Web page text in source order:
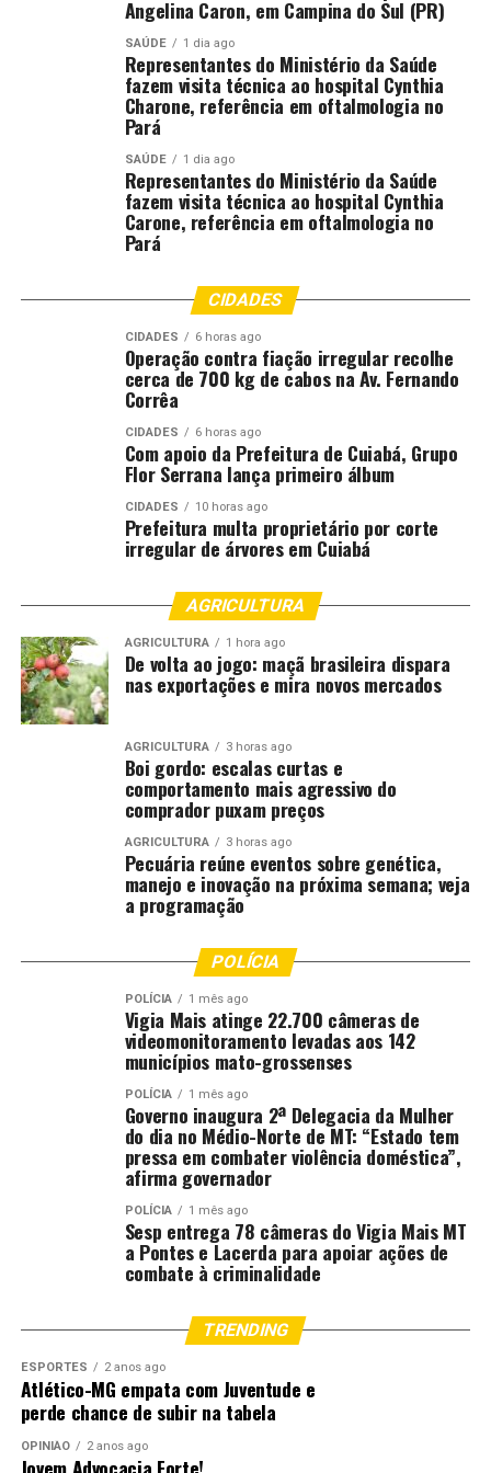
Souza, ressaltou o papel transformador
da universidade e o impacto direto das
ações desenvolvidas pelo curso de Direito, que, apesar de
muito recente, já apresenta resultados concretos para a
comunidade. “Problemas complexos exigem soluções
complexas. Integrar universidade, Poder Judiciário e
sociedade é fundamental na busca de respostas”,
pontuou. Ela destacou que a criação do curso e a
construção de iniciativas como o projeto de extensão e o
uma resposta efetiva às demandas sociais. “A
universidade foi criada para transformar, e a educação
transforma vidas”, reforçou.
Presente ao evento, a diretora do Foro da
Comarca de Rondonópolis, juíza Aline
Luciane Ribeiro Viana Quinto Bissoni,
também enfatizou a relevância do tema e o papel da
escola na identificação e enfrentamento dessas
situações. Segundo ela, o ambiente escolar funciona
como um “radar social”, onde diferentes formas de
espaço em que conseguimos avaliar o que está
acontecendo e, a partir disso, pensar em ações
principalmente preventivas e educativas”, destacou.
Índices preocupantes de violência nas escolas
Um dos principais destaques do evento foi a
apresentação de dados obtidos por meio de uma
pesquisa de campo realizada com 724 estudantes de
escolas públicas e privadas de Rondonópolis. O
levantamento revelou índices preocupantes de violência
no ambiente escolar. De acordo com o coordenador do
curso de Direito da UFR, professor Anderson Nogueira
situação. “Quase 80% dos estudantes relataram já ter
sofrido violência psicológica dentro da escola,
especialmente bullying, e cerca de 38% sofreram
agressão física”, informou.
Diante desse cenário, o curso de Direito
estruturou uma série de iniciativas
voltadas à prevenção e ao enfrentamento
da violência, entre elas o projeto de extensão “Noções
de Direito nas Escolas”, que já impactou mais de mil
estudantes e contribuiu para a criação da Lei Municipal
n. 14.301/2025. A legislação institui o ensino de noções
jurídicas nas escolas como ferramenta de
Outro avanço significativo apresentado durante o
evento foi o lançamento do aplicativo Alertia, uma
plataforma desenvolvida por docentes e discentes para
facilitar o registro de denúncias relacionadas à violência
escolar. A ferramenta permitirá que estudantes,
Angelina Caron, em Campina do Sul (PR)
SAÚDE 1 dia ago
Representantes do Ministério da Saúde
fazem visita técnica ao hospital Cynthia
Charone, referência em oftalmologia no
Pará
SAÚDE 1 dia ago
Representantes do Ministério da Saúde
fazem visita técnica ao hospital Cynthia
Carone, referência em oftalmologia no
Pará
CIDADES
CIDADES 6 horas ago
Operação contra fiação irregular recolhe
cerca de 700 kg de cabos na Av. Fernando
Corrêa
CIDADES 6 horas ago
Com apoio da Prefeitura de Cuiabá, Grupo
Flor Serrana lança primeiro álbum
CIDADES 10 horas ago
Prefeitura multa proprietário por corte
irregular de árvores em Cuiabá
AGRICULTURA
AGRICULTURA 1 hora ago
De volta ao jogo: maçã brasileira dispara
nas exportações e mira novos mercados
AGRICULTURA 3 horas ago
Boi gordo: escalas curtas e
comportamento mais agressivo do
comprador puxam preços
AGRICULTURA 3 horas ago
Pecuária reúne eventos sobre genética,
manejo e inovação na próxima semana; veja
a programação
POLÍCIA
POLÍCIA 1 mês ago
Vigia Mais atinge 22.700 câmeras de
videomonitoramento levadas aos 142
municípios mato-grossenses
POLÍCIA 1 mês ago
Governo inaugura 2ª Delegacia da Mulher
do dia no Médio-Norte de MT: “Estado tem
pressa em combater violência doméstica”,
afirma governador
POLÍCIA 1 mês ago
Sesp entrega 78 câmeras do Vigia Mais MT
a Pontes e Lacerda para apoiar ações de
combate à criminalidade
TRENDING
ESPORTES 2 anos ago
Atlético-MG empata com Juventude e
perde chance de subir na tabela
OPINIÃO 2 anos ago
Jovem Advocacia Forte!